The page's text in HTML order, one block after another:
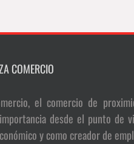
COMERCIO
el comercio de
desde el punto de
y como creador de